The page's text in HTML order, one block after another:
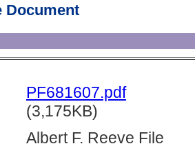
Document
PF681607.pdf
(3,175KB)
Albert F. Reeve File